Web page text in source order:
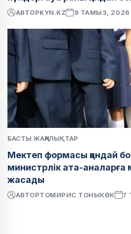
АВТОРKYN.KZ 9 ТАМЫЗ, 2026
БАСТЫ ЖАҢАЛЫҚТАР
Мектеп формасы қандай
министрлік ата-
жасады
АВТОРТОМИРИС ТОНЫКӨК 7